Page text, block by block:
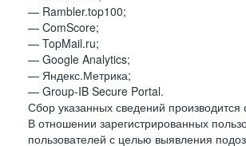
— Rambler.top100;
— ComScore;
— TopMail.ru;
— Google Analytics;
— Яндекс.Метрика;
— Group-IB Secure Portal.
Сбор указанных сведений
В отношении зарегистрированных
пользователей с целью выявления